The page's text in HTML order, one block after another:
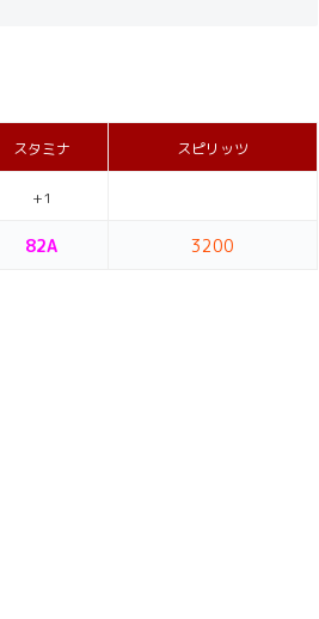
スタミナ スピリッツ
+1
82A 3200